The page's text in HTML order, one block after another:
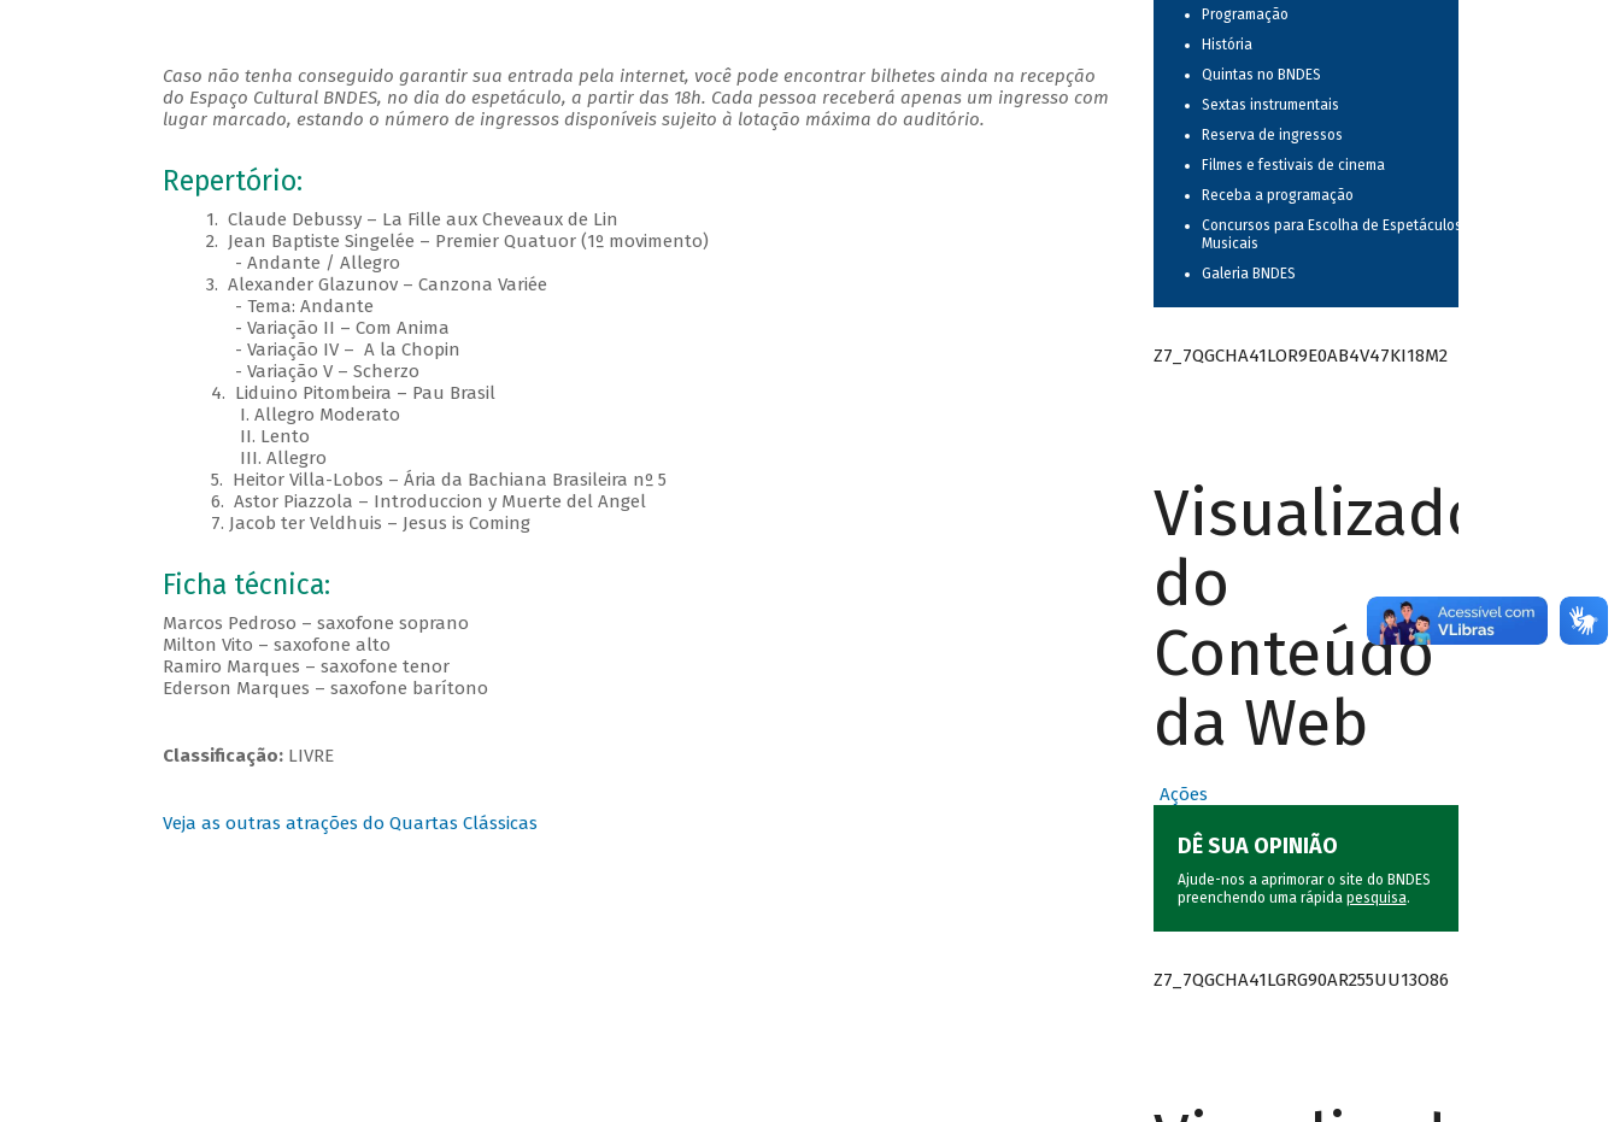
Caso não tenha conseguido garantir sua entrada pela internet, você pode encontrar bilhetes ainda na recepção
do Espaço Cultural BNDES, no dia do espetáculo, a partir das 18h. Cada pessoa receberá apenas um ingresso com
lugar marcado, estando o número de ingressos disponíveis sujeito à lotação máxima do auditório.
Repertório:
1. Claude Debussy – La Fille aux Cheveaux de Lin
2. Jean Baptiste Singelée – Premier Quatuor (1º movimento)
- Andante / Allegro
3. Alexander Glazunov – Canzona Variée
- Tema: Andante
- Variação II – Com Anima
- Variação IV – A la Chopin
- Variação V – Scherzo
4. Liduino Pitombeira – Pau Brasil
I. Allegro Moderato
II. Lento
III. Allegro
5. Heitor Villa-Lobos – Ária da Bachiana Brasileira nº 5
6. Astor Piazzola – Introduccion y Muerte del Angel
7. Jacob ter Veldhuis – Jesus is Coming
Ficha técnica:
Marcos Pedroso – saxofone soprano
Milton Vito – saxofone alto
Ramiro Marques – saxofone tenor
Ederson Marques – saxofone barítono
Classificação:LIVRE
Veja as outras atrações do Quartas Clássicas
Programação
História
Quintas no BNDES
Sextas instrumentais
Reserva de ingressos
Filmes e festivais de cinema
Receba a programação
Concursos para Escolha de Espetáculos
Musicais
Galeria BNDES
Z7_7QGCHA41LOR9E0AB4V47KI18M2
Visualizador
do
Conteúdo
da Web
Ações
DÊ SUA OPINIÃO
Ajude-nos a aprimorar o site do BNDES
preenchendo uma rápida pesquisa.
Z7_7QGCHA41LGRG90AR255UU13O86